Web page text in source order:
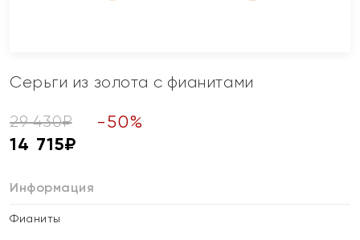
Серьги из золота с фианитами
29 430₽ -50%
14 715₽
Информация
Фианиты